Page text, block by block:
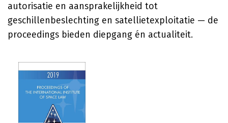
autorisatie en aansprakelijkheid tot
geschillenbeslechting en satellietexploitatie — de
proceedings bieden diepgang én actualiteit.